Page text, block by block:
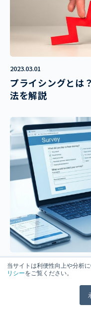
当サイトは利便性向上や分析
リシーをご覧ください。
2023.03.01
プライシングとは
法を解説
2026.02.20
ネットリサーチの
としがちなバイア